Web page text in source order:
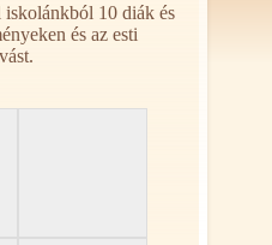
10 diák és
és az esti